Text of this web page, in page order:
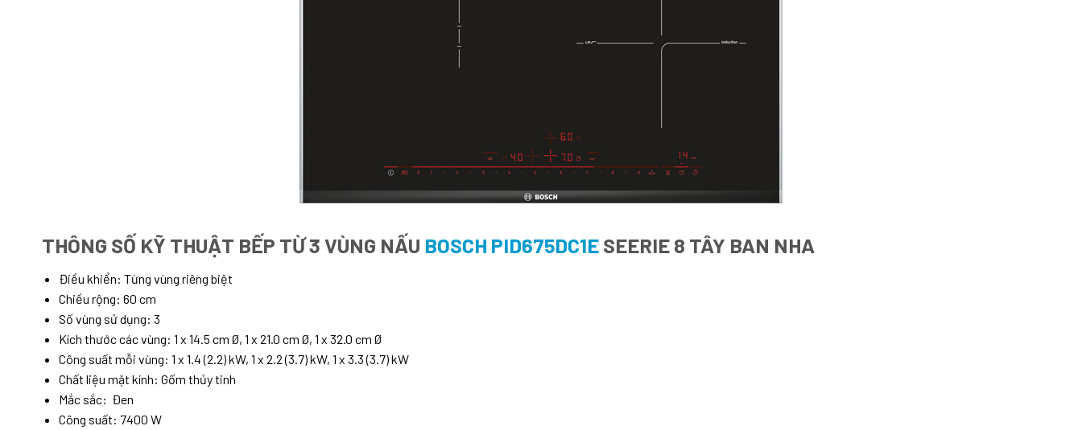
THÔNG SỐ KỸ THUẬT BẾP TỪ 3 VÙNG NẤU BOSCH PID675DC1ESEERIE 8 TÂY BAN NHA
Điều khiển: Từng vùng riêng biệt
Chiều rộng: 60 cm
Số vùng sử dụng: 3
Kích thước các vùng: 1 x 14.5 cm Ø, 1 x 21.0 cm Ø, 1 x 32.0 cm Ø
Công suất mỗi vùng: 1 x 1.4 (2.2) kW, 1 x 2.2 (3.7) kW, 1 x 3.3 (3.7) kW
Chất liệu mặt kính: Gốm thủy tinh
Mắc sắc: Đen
Công suất: 7400 W